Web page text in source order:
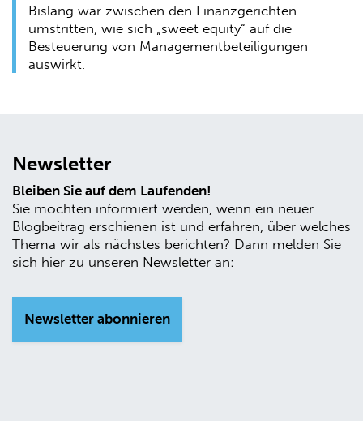
Bislang war zwischen den Finanzgerichten
umstritten, wie sich „sweet equity“ auf die
Besteuerung von Managementbeteiligungen
auswirkt.
Newsletter
Bleiben Sie auf dem Laufenden!
Sie möchten informiert werden, wenn ein neuer
Blogbeitrag erschienen ist und erfahren, über welches
Thema wir als nächstes berichten? Dann melden Sie
sich hier zu unseren Newsletter an:
Newsletter abonnieren